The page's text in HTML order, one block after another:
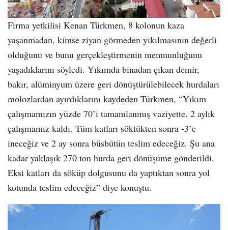
Firma yetkilisi Kenan Türkmen, 8 kolonun kaza
yaşanmadan, kimse ziyan görmeden yıkılmasının değerli
olduğunu ve bunu gerçekleştirmenin memnunluğunu
yaşadıklarını söyledi. Yıkımda binadan çıkan demir,
bakır, alüminyum üzere geri dönüştürülebilecek hurdaları
molozlardan ayırdıklarını kaydeden Türkmen, “Yıkım
çalışmamızın yüzde 70’i tamamlanmış vaziyette. 2 aylık
çalışmamız kaldı. Tüm katları söktükten sonra -3’e
ineceğiz ve 2 ay sonra büsbütün teslim edeceğiz. Şu ana
kadar yaklaşık 270 ton hurda geri dönüşüme gönderildi.
Eksi katları da söküp dolgusunu da yaptıktan sonra yol
kotunda teslim edeceğiz” diye konuştu.